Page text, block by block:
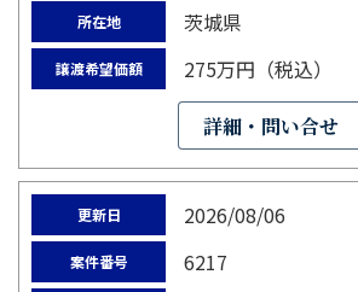
所在地 茨城県
譲渡希望価額 275万円（税込）
詳細・問い合せ
更新日 2026/08/06
案件番号 6217